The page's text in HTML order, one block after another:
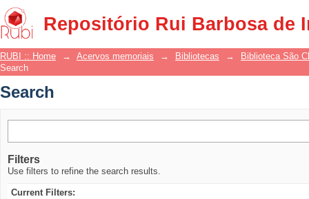
Repositório Rui Barbosa de
Search
RUBI :: Home → Acervos memoriais → Bibliotecas →
Biblioteca São
Search
Search
Filters
Use filters to refine the search results.
Current Filters: